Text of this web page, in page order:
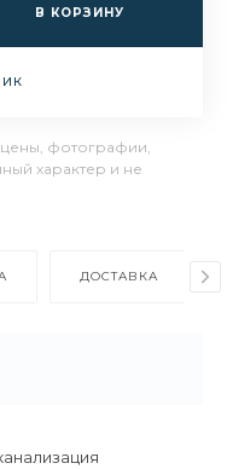
В КОРЗИНУ
фотографии,
характер и не
ДОСТАВКА